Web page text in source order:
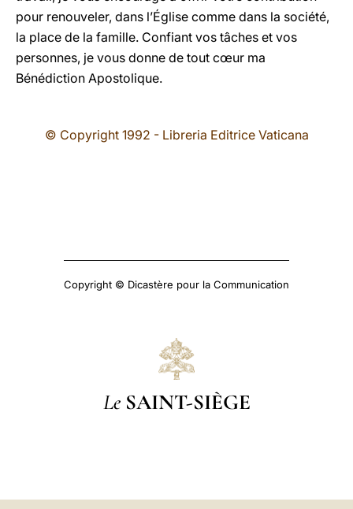
pour renouveler, dans l’Église comme dans la société,
la place de la famille. Confiant vos tâches et vos
personnes, je vous donne de tout cœur ma
Bénédiction Apostolique.
© Copyright 1992 - Libreria Editrice Vaticana
Copyright © Dicastère pour la Communication
Le SAINT-SIÈGE